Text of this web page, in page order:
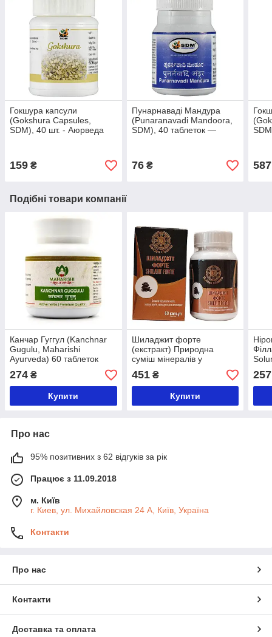
Гокшура капсули
(Gokshura Capsules,
SDM), 40 шт. - Аюрведа
159 ₴
Пунарнаваді Мандура
(Punaranavadi Mandoora,
SDM), 40 таблеток —
76₴ 587
Подібні товари компанії
Канчар Гуггул (Kanchnar
Gugulu, Maharishi
Ayurveda) 60 таблеток
274 ₴
Купити
Шиладжит форте
(екстракт) Природна
суміш мінералів у
аюрведичними травами
Golden Chakra, 60 т.
451₴
Купити
257
Про нас
95% позитивних з 62 відгуків за рік
Працює з 11.09.2018
м. Київ
г. Киев, ул. Михайловская 24 А, Київ, Україна
Контакти
Про нас
Контакти
Доставка та оплата